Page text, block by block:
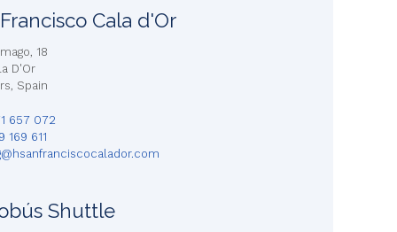
Cala d'Or
18
D'Or
Spain
657 072
169 611
Shuttle